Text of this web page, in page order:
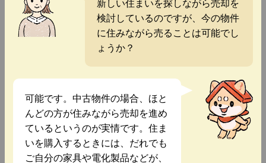
検討しているのですが、今の物件
に住みながら売ることは可能でし
ょうか？
可能です。中古物件の場合、ほと
んどの方が住みながら売却を進め
ているというのが実情です。住ま
いを購入するときには、だれでも
ご自分の家具や電化製品などが、